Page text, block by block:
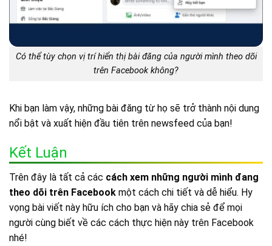
Có thể tùy chọn vị trí hiển thị bài đăng của người mình theo dõi
trên Facebook không?
Khi bạn làm vậy, những bài đăng từ họ sẽ trở thành nội dung
nổi bật và xuất hiện đầu tiên trên newsfeed của bạn!
Kết Luận
Trên đây là tất cả các cách xem những người mình đang
theo dõi trên Facebook một cách chi tiết và dễ hiểu. Hy
vọng bài viết này hữu ích cho bạn và hãy chia sẻ để mọi
người cùng biết về các cách thực hiện này trên Facebook
nhé!